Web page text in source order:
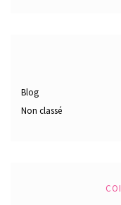
Blog
Non classé